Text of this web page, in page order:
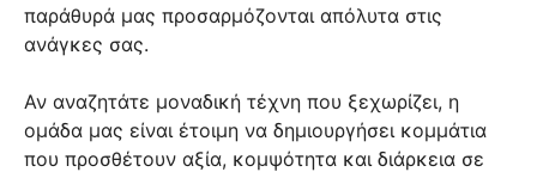
παράθυρά μας προσαρμόζονται απόλυτα στις
ανάγκες σας.
Αν αναζητάτε μοναδική τέχνη που ξεχωρίζει, η
ομάδα μας είναι έτοιμη να δημιουργήσει κομμάτια
που προσθέτουν αξία, κομψότητα και διάρκεια σε